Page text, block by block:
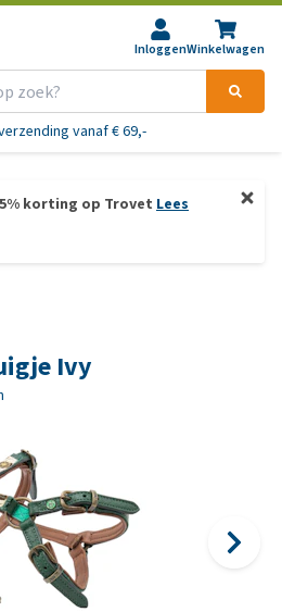
InloggenWinkelwagen
vanaf € 69,-
korting op Trovet Lees
Ivy